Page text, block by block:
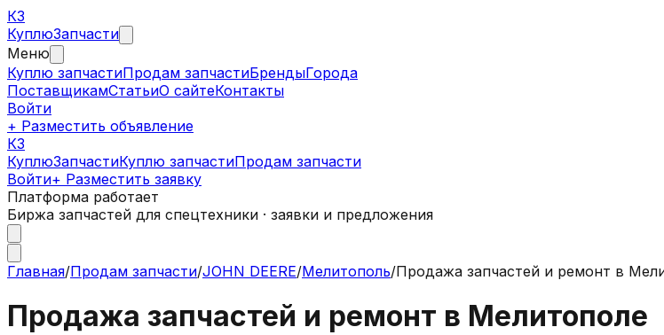
КЗ
КуплюЗапчасти
Меню
Куплю запчастиПродам запчастиБрендыГорода
ПоставщикамСтатьиО сайтеКонтакты
Войти
+ Разместить объявление
КЗ
КуплюЗапчастиКуплю запчастиПродам запчасти
Войти+ Разместить заявку
Платформа работает
Биржа запчастей для спецтехники · заявки и предложения
Главная/Продам запчасти/JOHN DEERE/Мелитополь/Продажа запчастей и ремонт в
Продажа запчастей и ремонт в Мелитополе